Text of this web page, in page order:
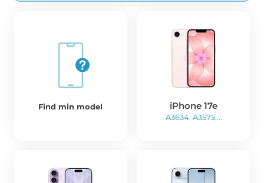
Find min model iPhone 17e
A3634, A3575,...